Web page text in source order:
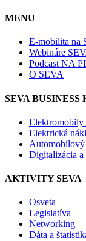
MENU
E-mobilita na
Webináre
Podcast NA
O SEVA
SEVA BUSINESS
Elektromobily
Elektrická
Automobilový
Digitalizácia
AKTIVITY SEVA
Osveta
Legislatíva
Networking
Dáta a